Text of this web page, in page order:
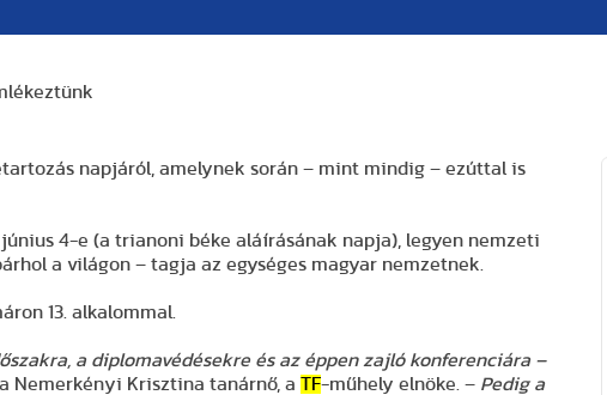
napjáról, amelynek során – mint mindig – ezúttal is
június 4-e (a trianoni béke aláírásának napja), legyen nemzeti
a világon – tagja az egységes magyar nemzetnek.
13. alkalommal.
a diplomavédésekre és az éppen zajló konferenciára –
Nemerkényi Krisztina tanárnő, a TF-műhely elnöke. – Pedig a